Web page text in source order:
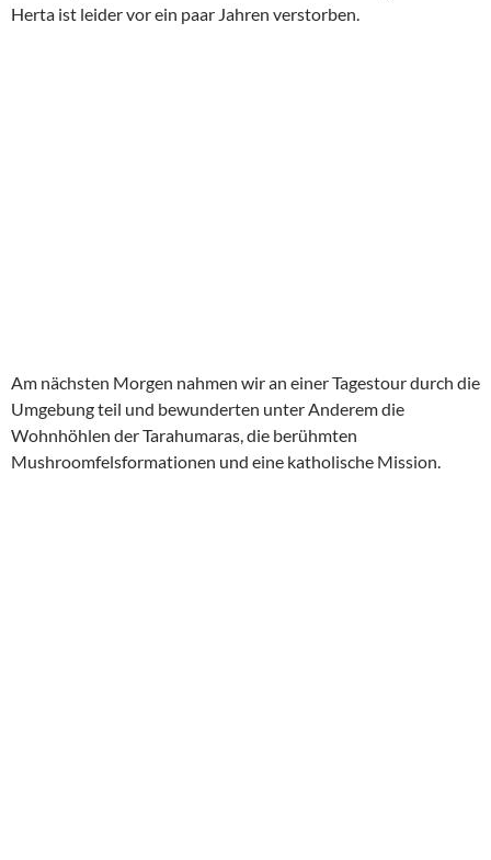
Herta ist leider vor ein paar Jahren verstorben.
Am nächsten Morgen nahmen wir an einer Tagestour durch die
Umgebung teil und bewunderten unter Anderem die
Wohnhöhlen der Tarahumaras, die berühmten
Mushroomfelsformationen und eine katholische Mission.